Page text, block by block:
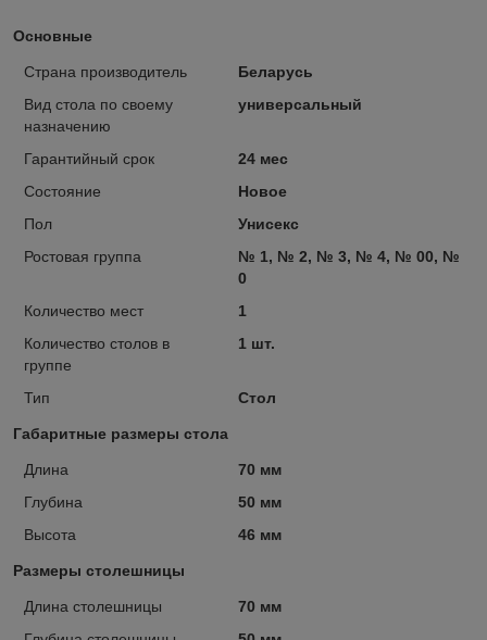
Основные
Страна производитель
Беларусь
Вид стола по своему
назначению
универсальный
Гарантийный срок
24 мес
Состояние
Новое
Пол
Унисекс
Ростовая группа
№ 1, № 2, № 3, № 4, № 00, №
0
Количество мест
1
Количество столов в
группе
1 шт.
Тип Стол
Габаритные размеры стола
Длина
70 мм
Глубина
50 мм
Высота
46 мм
Размеры столешницы
Длина столешницы
70 мм